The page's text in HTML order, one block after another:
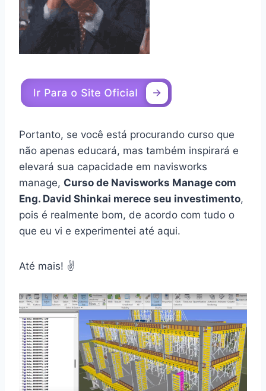
Portanto, se você está procurando curso que
não apenas educará, mas também inspirará e
elevará sua capacidade em navisworks
manage, Curso de Navisworks Manage com
Eng. David Shinkai merece seu investimento,
pois é realmente bom, de acordo com tudo o
que eu vi e experimentei até aqui.
Até mais! ✌️